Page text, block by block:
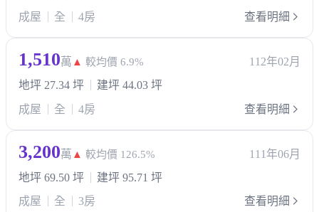
成屋
全 4房 查看明細
1,510萬 ▲ 較均價 6.9%
112年02月
地坪 27.34 坪
建坪 44.03 坪
成屋
全 4房 查看明細
3,200萬 ▲ 較均價 126.5%
111年06月
地坪 69.50 坪
建坪 95.71 坪
成屋
全 3房 查看明細